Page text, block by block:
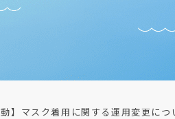
動】マスク着用に関する運用変更につ